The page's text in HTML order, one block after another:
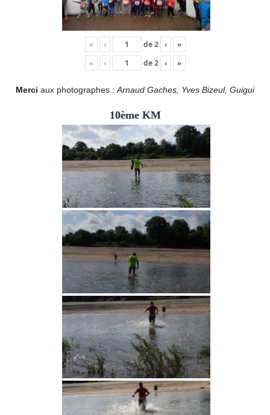
« ‹ de2 ›
»
«
‹ de2 › »
Merci aux photographes :Arnaud Gaches, Yves Bizeul, Guigui
10ème KM